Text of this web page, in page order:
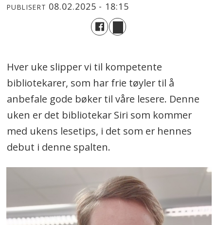
PUBLISERT 08.02.2025 - 18:15
Hver uke slipper vi til kompetente
bibliotekarer, som har frie tøyler til å
anbefale gode bøker til våre lesere. Denne
uken er det bibliotekar Siri som kommer
med ukens lesetips, i det som er hennes
debut i denne spalten.